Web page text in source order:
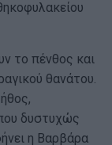
το πένθος και
θανάτου.
δυστυχώς
η Βαρβάρα